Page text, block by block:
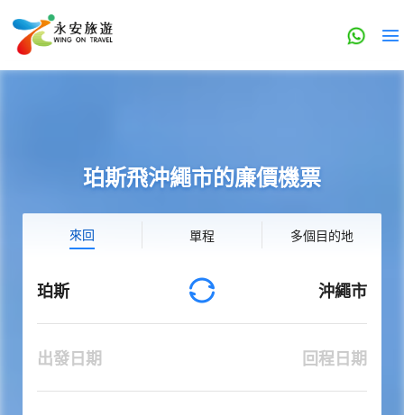
珀斯飛沖繩市的廉價機票
來回 單程 多個目的地
珀斯 沖繩市
出發日期 回程日期